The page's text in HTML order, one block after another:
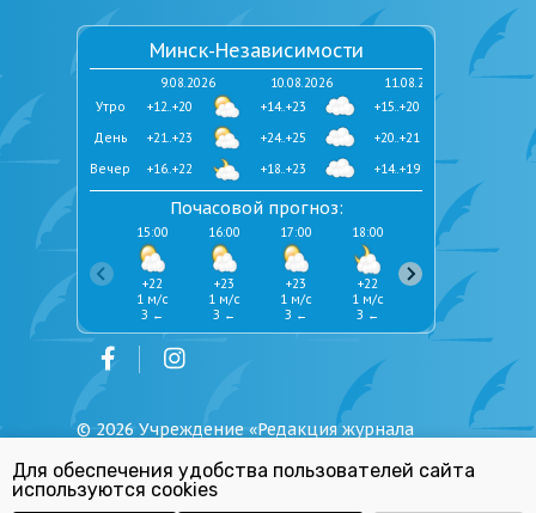
Минск-Независимости
9.08.2026
+12..+20
+21..+23
+16..+22
10.08.2026
+14..+23
+24..+25
+18..+23
11.08.2026
+15..+20
+20..+21
+14..+19
Вечер
День
Утро
Почасовой прогноз:
15:00
+22
1 м/с
З ←
16:00
+23
1 м/с
З ←
17:00
+23
1 м/с
З ←
18:00
+22
1 м/с
З ←
19:00
1 м/с
З ←
©2026 Учреждение «Редакция журнала
Политика обработки персональных
данных
Республиканский список экстремистских
Для обеспечения удобства пользователей сайта
используются cookies